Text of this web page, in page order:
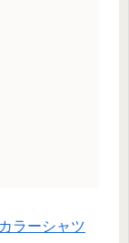
ラーシャツ